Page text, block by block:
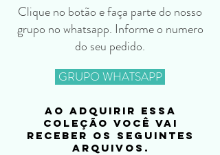
Clique no botão e faça parte do nosso
grupo no whatsapp. Informe o numero
do seu pedido.
GRUPO WHATSAPP
ao adquirir essa
coleção você vai
receber os seguintes
arquivos.